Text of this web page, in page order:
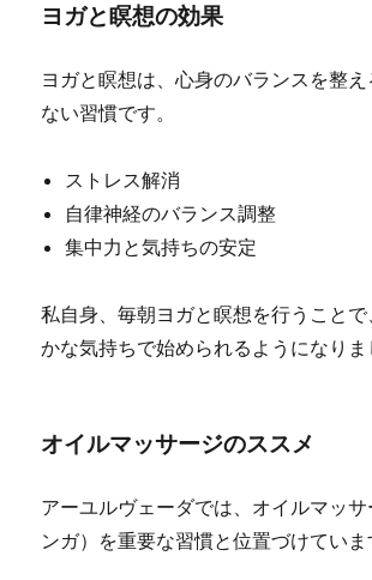
ヨガと瞑想の効果
ヨガと瞑想は、心身のバランスを整
ない習慣です。
ストレス解消
自律神経のバランス調整
集中力と気持ちの安定
私自身、毎朝ヨガと瞑想を行うこと
かな気持ちで始められるようになりま
オイルマッサージのススメ
アーユルヴェーダでは、オイルマッ
ンガ）を重要な習慣と位置づけていま